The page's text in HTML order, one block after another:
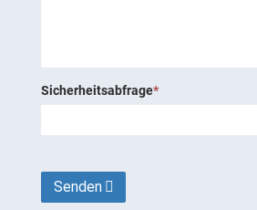
Sicherheitsabfrage*
Senden